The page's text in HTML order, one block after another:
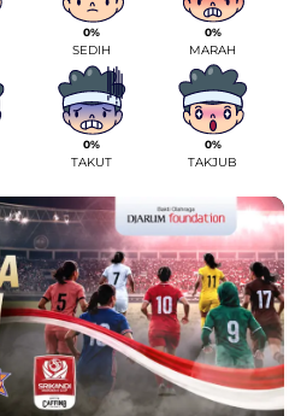
0%
SEDIH
0%
MARAH
0%
TAKUT
0%
TAKJUB